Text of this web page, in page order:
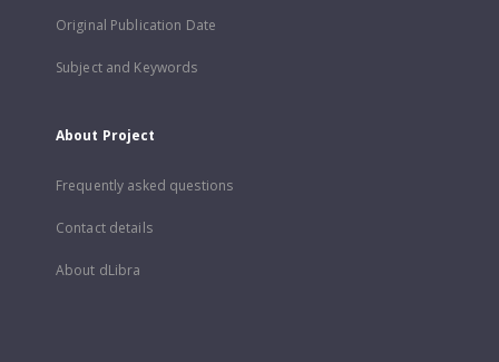
Original Publication Date
Subject and Keywords
About Project
Frequently asked questions
Contact details
About dLibra